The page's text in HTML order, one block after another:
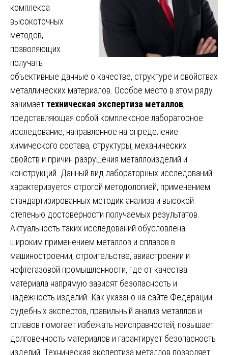
комплекса
высокоточных
методов,
позволяющих
получать
объективные данные о качестве, структуре и свойствах
металлических материалов. Особое место в этом ряду
занимает техническая экспертиза металлов,
представляющая собой комплексное лабораторное
исследование, направленное на определение
химического состава, структуры, механических
свойств и причин разрушения металлоизделий и
конструкций. Данный вид лабораторных исследований
характеризуется строгой методологией, применением
стандартизированных методик анализа и высокой
степенью достоверности получаемых результатов.
Актуальность таких исследований обусловлена
широким применением металлов и сплавов в
машиностроении, строительстве, авиастроении и
нефтегазовой промышленности, где от качества
материала напрямую зависят безопасность и
надежность изделий. Как указано на сайте Федерации
судебных экспертов, правильный анализ металлов и
сплавов помогает избежать неисправностей, повышает
долговечность материалов и гарантирует безопасность
изделий. Техническая экспертиза металлов позволяет